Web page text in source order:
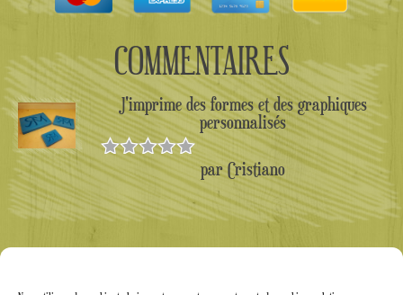
COMMENTAIRES
J'imprime des formes et des graphiques
personnalisés
Note 5sur
5
par Cristiano